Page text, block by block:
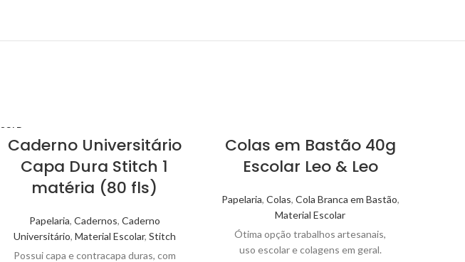
SOLD
OUT
Caderno Universitário
Capa Dura Stitch 1
matéria (80 fls)
Papelaria, Cadernos, Caderno
Universitário, Material Escolar, Stitch
Possui capa e contracapa duras, com
Colas em Bastão 40g
Escolar Leo & Leo
Papelaria, Colas, Cola Branca em Bastão,
Material Escolar
Ótima opção trabalhos artesanais,
uso escolar e colagens em geral.